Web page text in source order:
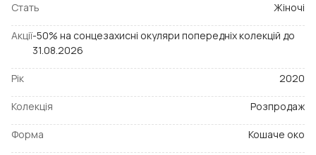
Стать Жіночі
Акції-50% на сонцезахисні окуляри попередніх колекцій до
31.08.2026
Рік 2020
Колекція Розпродаж
Форма Кошаче око